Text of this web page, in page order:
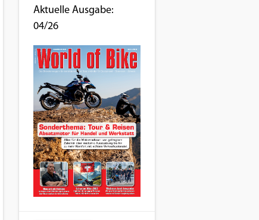
Aktuelle Ausgabe:
04/26